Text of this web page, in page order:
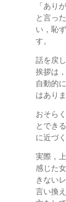
「あり
と言っ
い，恥
す。
話を戻し
挨拶は
自動的
はありま
おそら
とでき
に近づ
実際，
感じた
きない
言い換